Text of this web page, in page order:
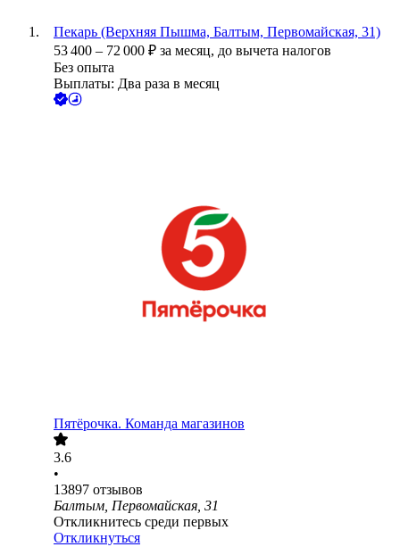
Пекарь (Верхняя Пышма, Балтым, Первомайская, 31)
53 400 – 72 000 ₽ за месяц, до вычета налогов
Без опыта
Выплаты: Два раза в месяц
Пятёрочка. Команда магазинов
3.6
•
13897 отзывов
Балтым, Первомайская, 31
Откликнитесь среди первых
Откликнуться